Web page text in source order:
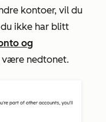
kontoer, vil du
ikke har blitt
og
være nedtonet.